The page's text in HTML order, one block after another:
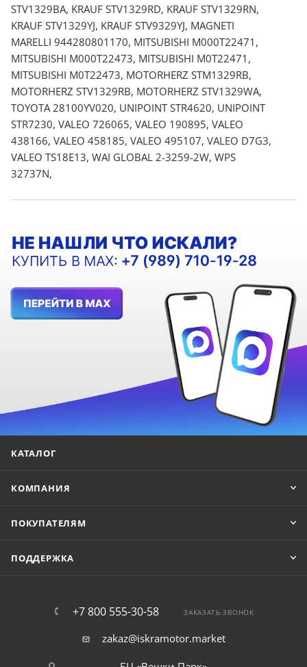
STV1329BA, KRAUF STV1329RD, KRAUF STV1329RN,
KRAUF STV1329YJ, KRAUF STV9329YJ, MAGNETI
MARELLI 944280801170, MITSUBISHI M000T22471,
MITSUBISHI M000T22473, MITSUBISHI M0T22471,
MITSUBISHI M0T22473, MOTORHERZ STM1329RB,
MOTORHERZ STV1329RB, MOTORHERZ STV1329WA,
TOYOTA 28100YV020, UNIPOINT STR4620, UNIPOINT
STR7230, VALEO 726065, VALEO 190895, VALEO
438166, VALEO 458185, VALEO 495107, VALEO D7G3,
VALEO TS18E13, WAI GLOBAL 2-3259-2W, WPS
32737N,
КАТАЛОГ
КОМПАНИЯ
ПОКУПАТЕЛЯМ
ПОДДЕРЖКА
+7 800 555-30-58 ЗАКАЗАТЬ ЗВОНОК
zakaz@iskramotor.market